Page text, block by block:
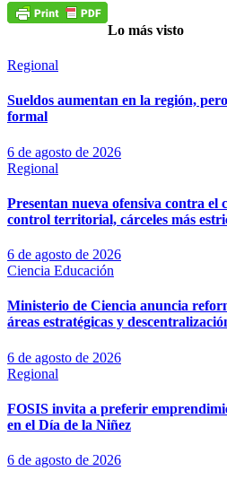
Lo más visto
Regional
Sueldos aumentan en la región,
formal
6 de agosto de 2026
Regional
Presentan nueva ofensiva contra el
control territorial, cárceles más
6 de agosto de 2026
Ciencia Educación
Ministerio de Ciencia anuncia
áreas estratégicas y
6 de agosto de 2026
Regional
FOSIS invita a preferir
en el Día de la Niñez
6 de agosto de 2026